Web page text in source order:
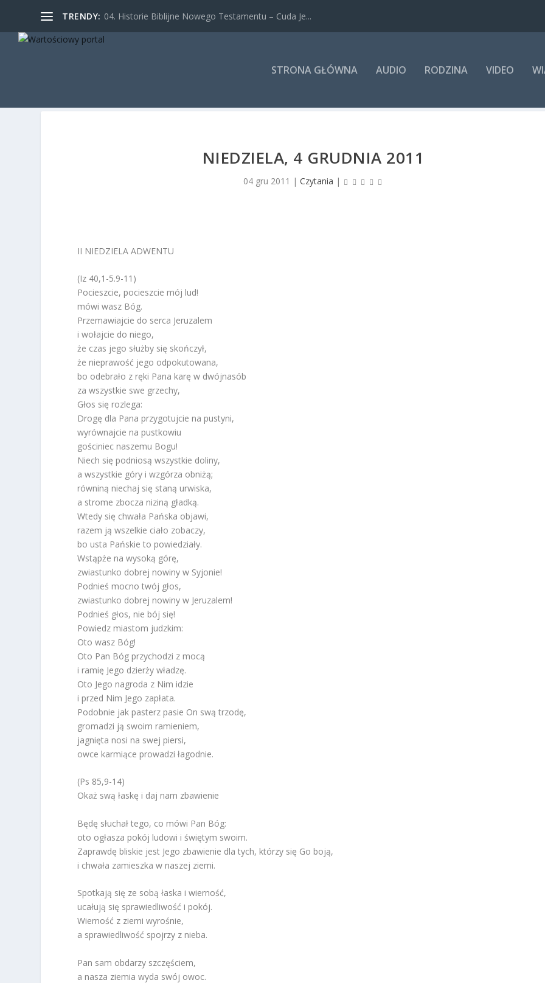
TRENDY: 04. Historie Biblijne Nowego Testamentu – Cuda Je...
STRONA GŁÓWNA AUDIO RODZINA VIDEO
NIEDZIELA, 4 GRUDNIA 2011
04 gru 2011 | Czytania |
II NIEDZIELA ADWENTU
(Iz 40,1-5.9-11)
Pocieszcie, pocieszcie mój lud!
mówi wasz Bóg.
Przemawiajcie do serca Jeruzalem
i wołajcie do niego,
że czas jego służby się skończył,
że nieprawość jego odpokutowana,
bo odebrało z ręki Pana karę w dwójnasób
za wszystkie swe grzechy,
Głos się rozlega:
Drogę dla Pana przygotujcie na pustyni,
wyrównajcie na pustkowiu
gościniec naszemu Bogu!
Niech się podniosą wszystkie doliny,
a wszystkie góry i wzgórza obniżą;
równiną niechaj się staną urwiska,
a strome zbocza niziną gładką.
Wtedy się chwała Pańska objawi,
razem ją wszelkie ciało zobaczy,
bo usta Pańskie to powiedziały.
Wstąpże na wysoką górę,
zwiastunko dobrej nowiny w Syjonie!
Podnieś mocno twój głos,
zwiastunko dobrej nowiny w Jeruzalem!
Podnieś głos, nie bój się!
Powiedz miastom judzkim:
Oto wasz Bóg!
Oto Pan Bóg przychodzi z mocą
i ramię Jego dzierży władzę.
Oto Jego nagroda z Nim idzie
i przed Nim Jego zapłata.
Podobnie jak pasterz pasie On swą trzodę,
gromadzi ją swoim ramieniem,
jagnięta nosi na swej piersi,
owce karmiące prowadzi łagodnie.
(Ps 85,9-14)
Okaż swą łaskę i daj nam zbawienie
Będę słuchał tego, co mówi Pan Bóg:
oto ogłasza pokój ludowi i świętym swoim.
Zaprawdę bliskie jest Jego zbawienie dla tych, którzy się Go boją,
i chwała zamieszka w naszej ziemi.
Spotkają się ze sobą łaska i wierność,
ucałują się sprawiedliwość i pokój.
Wierność z ziemi wyrośnie,
a sprawiedliwość spojrzy z nieba.
Pan sam obdarzy szczęściem,
a nasza ziemia wyda swój owoc.